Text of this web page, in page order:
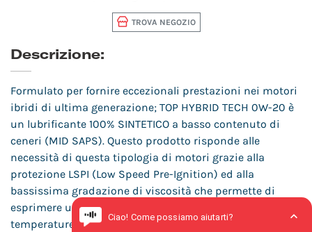
TROVA NEGOZIO
Descrizione:
Formulato per fornire eccezionali prestazioni nei motori
ibridi di ultima generazione; TOP HYBRID TECH 0W-20 è
un lubrificante 100% SINTETICO a basso contenuto di
ceneri (MID SAPS). Questo prodotto risponde alle
necessità di questa tipologia di motori grazie alla
protezione LSPI (Low Speed Pre-Ignition) ed alla
bassissima gradazione di viscosità che permette di
esprimere un’ottima performance anche alle
temperature più basse.